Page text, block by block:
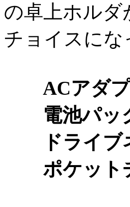
の卓上ホルダ
チョイスにな
ACア
電池パ
ドライブ
ポケットチ